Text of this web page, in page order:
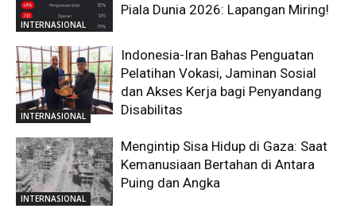
INTERNASIONAL
Piala Dunia 2026: Lapangan Miring!
INTERNASIONAL
Indonesia-Iran Bahas Penguatan
Pelatihan Vokasi, Jaminan Sosial
dan Akses Kerja bagi Penyandang
Disabilitas
INTERNASIONAL
Mengintip Sisa Hidup di Gaza: Saat
Kemanusiaan Bertahan di Antara
Puing dan Angka